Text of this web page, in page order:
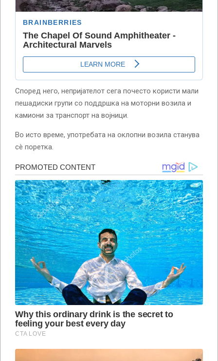
Според него, непријателот сега почесто користи мали
пешадиски групи со поддршка на моторни возила и
камиони за транспорт на војници.
Во исто време, употребата на оклопни возила станува
сè поретка.